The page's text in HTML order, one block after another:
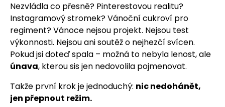
Nezvládla co přesně? Pinterestovou realitu?
Instagramový stromek? Vánoční cukroví pro
regiment? Vánoce nejsou projekt. Nejsou test
výkonnosti. Nejsou ani soutěž o nejhezčí svícen.
Pokud jsi doteď spala – možná to nebyla lenost, ale
únava, kterou sis jen nedovolila pojmenovat.
Takže první krok je jednoduchý: nic nedohánět,
jen přepnout režim.